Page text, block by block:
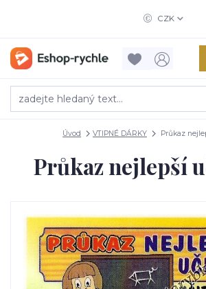
CZK
Úvod VTIPNÉ DÁRKY Průkaz
Průkaz nejlepší